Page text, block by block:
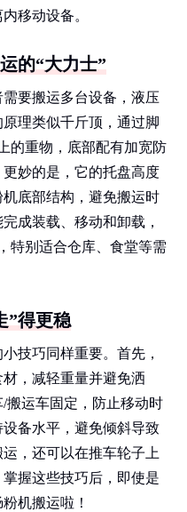
移动设备。
的“大力士”
要搬运多台设备，液压
理类似千斤顶，通过脚
的重物，底部配有加宽防
妙的是，它的托盘高度
底部结构，避免搬运时
成装载、移动和卸载，
特别适合仓库、食堂等需
”得更稳
技巧同样重要。首先，
，减轻重量并避免洒
搬运车固定，防止移动时
备水平，避免倾斜导致
，还可以在推车轮子上
握这些技巧后，即使是
机搬运啦！